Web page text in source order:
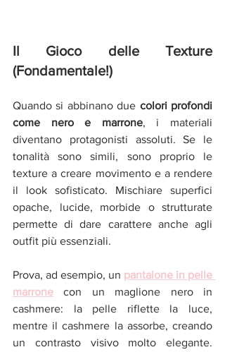
Il Gioco delle Texture
(Fondamentale!)
Quando si abbinano due colori profondi
come nero e marrone, i materiali
diventano protagonisti assoluti. Se le
tonalità sono simili, sono proprio le
texture a creare movimento e a rendere
il look sofisticato. Mischiare superfici
opache, lucide, morbide o strutturate
permette di dare carattere anche agli
outfit più essenziali.
Prova, ad esempio, un pantalone in pelle
marrone
con un maglione nero in
cashmere: la pelle riflette la luce,
mentre il cashmere la assorbe, creando
un contrasto visivo molto elegante.